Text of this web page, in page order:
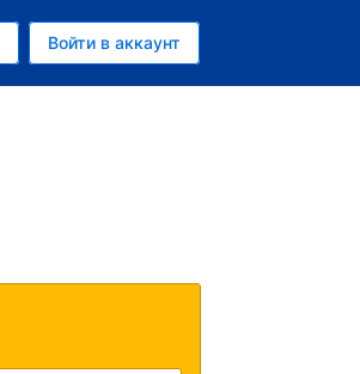
Войти в аккаунт